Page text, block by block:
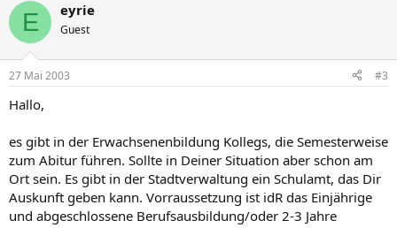
E eyrie
Guest
27 Mai 2003 #3
Hallo,
es gibt in der Erwachsenenbildung Kollegs, die Semesterweise
zum Abitur führen. Sollte in Deiner Situation aber schon am
Ort sein. Es gibt in der Stadtverwaltung ein Schulamt, das Dir
Auskunft geben kann. Vorraussetzung ist idR das Einjährige
und abgeschlossene Berufsausbildung/oder 2-3 Jahre